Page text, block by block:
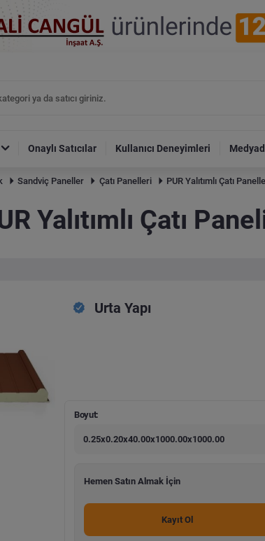
Onaylı Satıcılar Kullanıcı Deneyimleri
Sandviç Paneller Çatı Panelleri PUR Yalıtımlı Çatı
Yalıtımlı Çatı
Urta Yapı
Boyut:
0.25x0.20x40.00x1000.00x1000.00
Hemen Satın Almak İçin
Kayıt Ol